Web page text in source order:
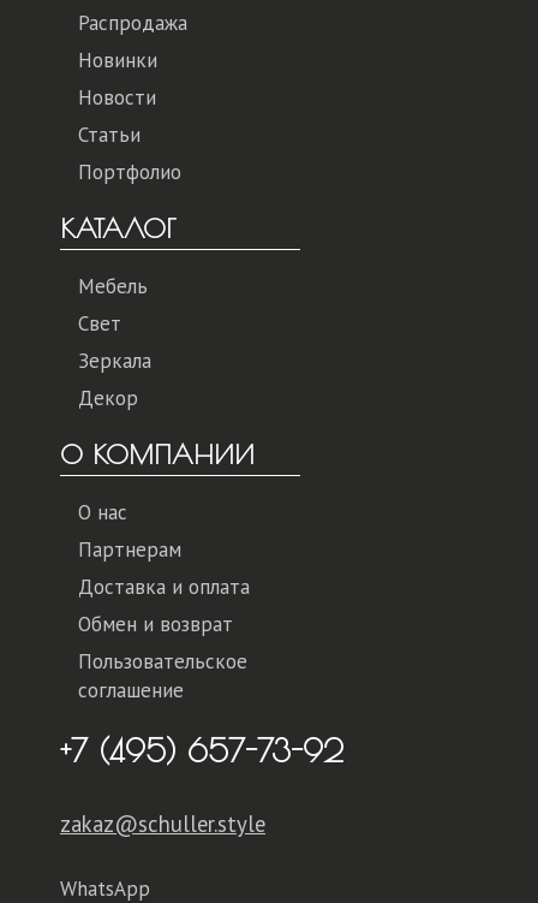
Распродажа
Новинки
Новости
Статьи
Портфолио
КАТАЛОГ
Мебель
Свет
Зеркала
Декор
О КОМПАНИИ
О нас
Партнерам
Доставка и оплата
Обмен и возврат
Пользовательское
соглашение
+7 (495) 657-73-92
zakaz@schuller.style
WhatsApp